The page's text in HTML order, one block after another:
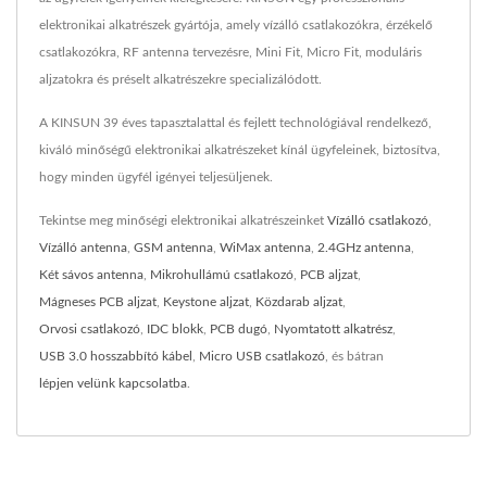
elektronikai alkatrészek gyártója, amely vízálló csatlakozókra, érzékelő
csatlakozókra, RF antenna tervezésre, Mini Fit, Micro Fit, moduláris
aljzatokra és préselt alkatrészekre specializálódott.
A KINSUN 39 éves tapasztalattal és fejlett technológiával rendelkező,
kiváló minőségű elektronikai alkatrészeket kínál ügyfeleinek, biztosítva,
hogy minden ügyfél igényei teljesüljenek.
Tekintse meg minőségi elektronikai alkatrészeinket Vízálló csatlakozó
Vízálló antenna GSM antenna WiMax antenna 2.4GHz antenna
Két sávos antenna Mikrohullámú csatlakozó PCB aljzat
Mágneses PCB aljzat Keystone aljzat Közdarab aljzat
Orvosi csatlakozó IDC blokk PCB dugó Nyomtatott alkatrész
USB 3.0 hosszabbító kábel Micro USB csatlakozó , és bátran
lépjen velünk kapcsolatba